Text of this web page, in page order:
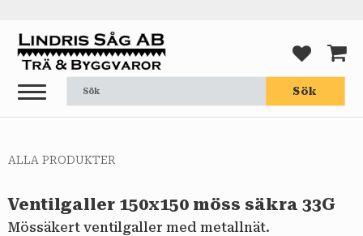
Meny
Sök
ALLA PRODUKTER
Ventilgaller 150x150 möss säkra 33G
Mössäkert ventilgaller med metallnät.